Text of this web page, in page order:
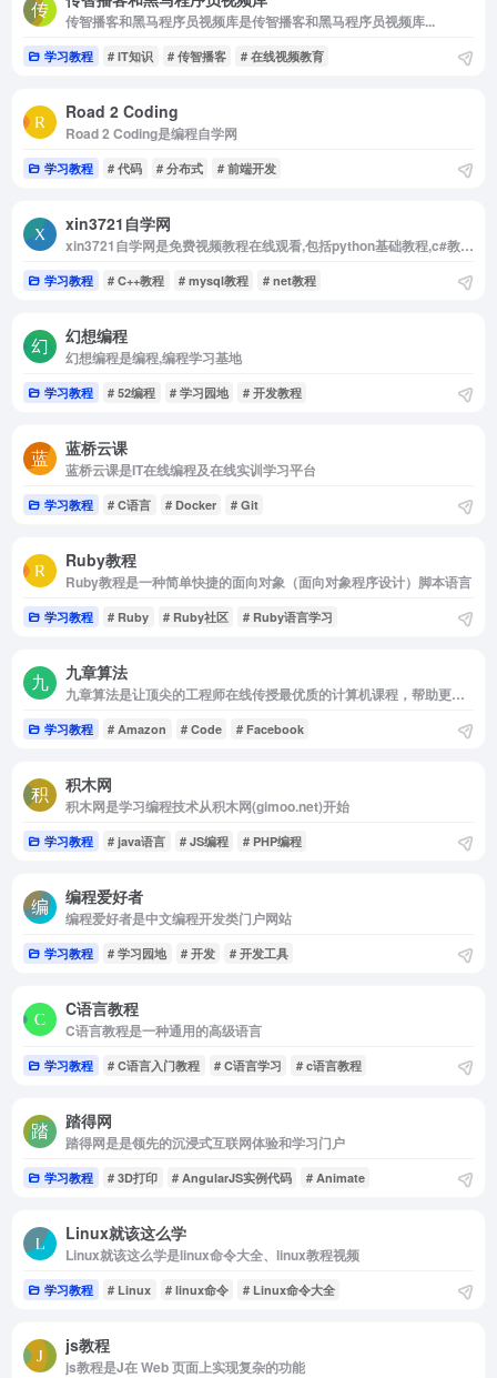
传智播客和黑马程序员视频库是传智播客和黑马程序员视频库...
学习教程 # IT知识 # 传智播客 # 在线视频教育
Road 2 Coding
Road 2 Coding是编程自学网
学习教程 # 代码 # 分布式 # 前端开发
xin3721自学网
xin3721自学网是免费视频教程在线观看,包括python基础教程,c#教程等等
学习教程 # C++教程 # mysql教程 # net教程
幻想编程
幻想编程是编程,编程学习基地
学习教程 # 52编程 # 学习园地 # 开发教程
蓝桥云课
蓝桥云课是IT在线编程及在线实训学习平台
学习教程 # C语言 # Docker # Git
Ruby教程
Ruby教程是一种简单快捷的面向对象（面向对象程序设计）脚本语言
学习教程 # Ruby # Ruby社区 # Ruby语言学习
九章算法
九章算法是让顶尖的工程师在线传授最优质的计算机课程，帮助更多程序员找到好工作
学习教程 # Amazon # Code # Facebook
积木网
积木网是学习编程技术从积木网(gimoo.net)开始
学习教程 # java语言 # JS编程 # PHP编程
编程爱好者
编程爱好者是中文编程开发类门户网站
学习教程 # 学习园地 # 开发 # 开发工具
C语言教程
C语言教程是一种通用的高级语言
学习教程 # C语言入门教程 # C语言学习 # c语言教程
踏得网
踏得网是是领先的沉浸式互联网体验和学习门户
学习教程 # 3D打印 # AngularJS实例代码 # Animate
Linux就该这么学
Linux就该这么学是linux命令大全、linux教程视频
学习教程 # Linux # linux命令 # Linux命令大全
js教程
js教程是J在 Web 页面上实现复杂的功能